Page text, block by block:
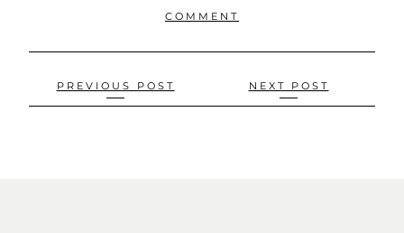
COMMENT
Beitragsnavigation
PREVIOUS POST NEXT POST